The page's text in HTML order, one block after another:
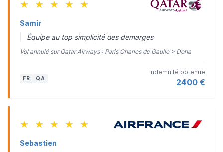
★ ★ ★ ★ ★
Samir
Équipe au top simplicité des demarges
Vol annulé sur Qatar Airways › Paris Charles de Gaulle > Doha
FR QA
Indemnité obtenue
2400 €
★ ★ ★ ★ ★
Sebastien